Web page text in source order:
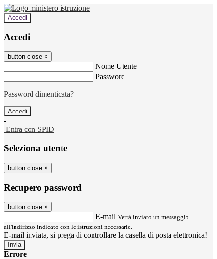
Accedi
Accedi
button close ×
Nome Utente
Password
Password dimenticata?
-
Entra con SPID
Seleziona utente
button close ×
Recupero password
button close ×
E-mail Verrà inviato un messaggio
all'indirizzo indicato con le istruzioni necessarie.
E-mail inviata, si prega di controllare la casella di posta elettronica!
Errore